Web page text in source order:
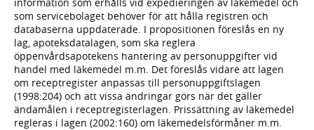
som servicebolaget behöver för att hålla registren och
databaserna uppdaterade. I propositionen föreslås en ny
lag, apoteksdatalagen, som ska reglera
öppenvårdsapotekens hantering av personuppgifter vid
handel med läkemedel m.m. Det föreslås vidare att lagen
om receptregister anpassas till personuppgiftslagen
(1998:204) och att vissa ändringar görs när det gäller
ändamålen i receptregisterlagen. Prissättning av läkemedel
regleras i lagen (2002:160) om läkemedelsförmåner m.m.